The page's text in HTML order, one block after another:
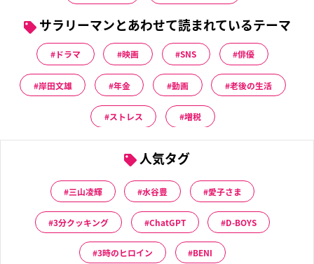
サラリーマンとあわせて読まれているテーマ
ドラマ 映画 SNS 俳優
岸田文雄 年金 動画 老後の生活
ストレス 増税
人気タグ
三山凌輝 水谷豊 愛子さま
3分クッキング ChatGPT D-BOYS
3時のヒロイン BENI